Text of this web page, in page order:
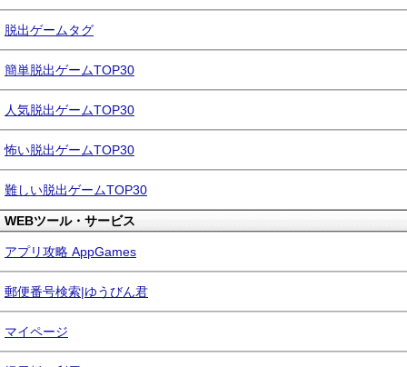
脱出ゲームタグ
簡単脱出ゲームTOP30
人気脱出ゲームTOP30
怖い脱出ゲームTOP30
難しい脱出ゲームTOP30
WEBツール・サービス
アプリ攻略 AppGames
郵便番号検索|ゆうびん君
マイページ